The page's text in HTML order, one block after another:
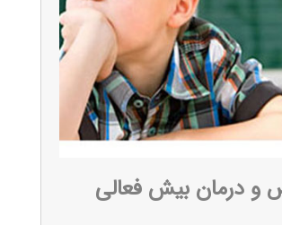
درمان بیش فعالی